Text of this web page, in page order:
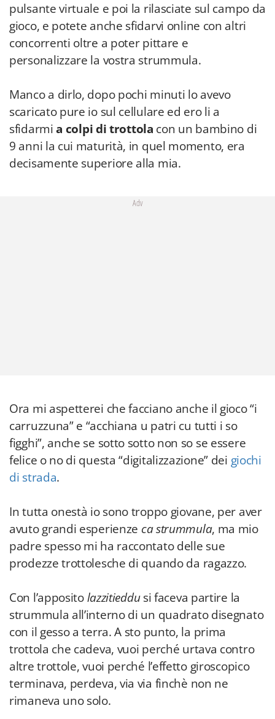
pulsante virtuale e poi la rilasciate sul campo da
gioco, e potete anche sfidarvi online con altri
concorrenti oltre a poter pittare e
personalizzare la vostra strummula.
Manco a dirlo, dopo pochi minuti lo avevo
scaricato pure io sul cellulare ed ero li a
sfidarmia colpi di trottola con un bambino di
9 anni la cui maturità, in quel momento, era
decisamente superiore alla mia.
Adv
Ora mi aspetterei che facciano anche il gioco “i
carruzzuna” e “acchiana u patri cu tutti i so
figghi”, anche se sotto sotto non so se essere
felice o no di questa “digitalizzazione” dei giochi
di strada.
In tutta onestà io sono troppo giovane, per aver
avuto grandi esperienze ca strummula, ma mio
padre spesso mi ha raccontato delle sue
prodezze trottolesche di quando da ragazzo.
Con l’appositolazzitieddusi faceva partire la
strummula all’interno di un quadrato disegnato
con il gesso a terra. A sto punto, la prima
trottola che cadeva, vuoi perché urtava contro
altre trottole, vuoi perché l’effetto giroscopico
terminava, perdeva, via via finchè non ne
rimaneva uno solo.